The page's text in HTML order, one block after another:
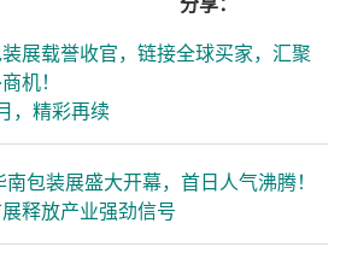
分享：
展载誉收官，链接全球买家，汇聚
机！
，精彩再续
南包装展盛大开幕，首日人气沸腾！
释放产业强劲信号